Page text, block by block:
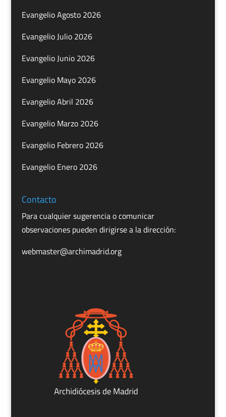
Evangelio Agosto 2026
Evangelio Julio 2026
Evangelio Junio 2026
Evangelio Mayo 2026
Evangelio Abril 2026
Evangelio Marzo 2026
Evangelio Febrero 2026
Evangelio Enero 2026
Contacto
Para cualquier sugerencia o comunicar
observaciones pueden dirigirse a la dirección:
webmaster@archimadrid.org